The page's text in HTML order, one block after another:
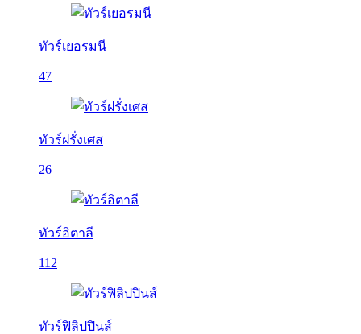
ทัวร์เยอรมนี
47
ทัวร์ฝรั่งเศส
26
ทัวร์อิตาลี
112
ทัวร์ฟิลิปปินส์